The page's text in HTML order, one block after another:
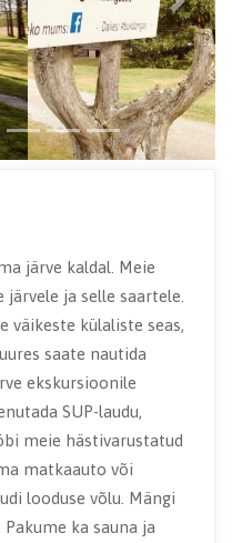
Next
järve kaldal. Meie
järvele ja selle saartele.
väikeste külaliste seas,
saate nautida
ekskursioonile
SUP-laudu,
meie hästivarustatud
matkaauto või
looduse võlu. Mängi
ka sauna ja